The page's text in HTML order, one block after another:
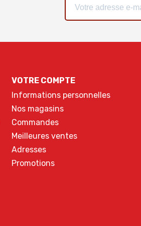
VOTRE COMPTE
Informations personnelles
Nos magasins
Commandes
Meilleures ventes
Adresses
Promotions